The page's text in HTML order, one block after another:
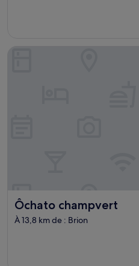
Ôchato champvert
Ôchato champvert
À 13,8 km de : Brion